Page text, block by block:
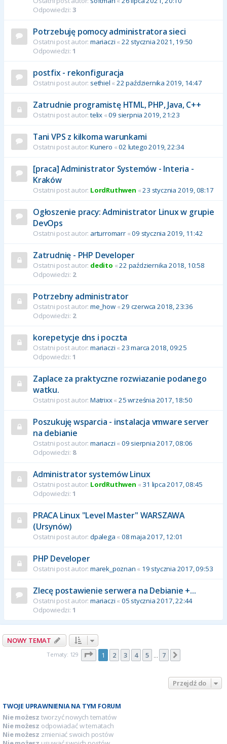
Odpowiedzi: 3
Potrzebuję pomocy administratora sieci
Ostatni post autor: mariaczi « 22 stycznia 2021, 19:50
Odpowiedzi: 1
postfix - rekonfiguracja
Ostatni post autor: sethiel «22 października 2019, 14:47
Zatrudnie programistę HTML, PHP, Java, C++
Ostatni post autor: telix «09 sierpnia 2019, 21:23
Tani VPS z kilkoma warunkami
Ostatni post autor: Kunero «02 lutego 2019, 22:34
[praca] Administrator Systemów - Interia -
Kraków
Ostatni post autor: LordRuthwen «23 stycznia 2019, 08:17
Ogłoszenie pracy: Administrator Linux w grupie
DevOps
Ostatni post autor: arturromarr«09 stycznia 2019, 11:42
Zatrudnię - PHP Developer
Ostatni post autor: dedito «22 października 2018, 10:58
Odpowiedzi: 2
Potrzebny administrator
Ostatni post autor: me_how«29 czerwca 2018, 23:36
Odpowiedzi: 2
korepetycje dns i poczta
Ostatni post autor: mariaczi « 23 marca 2018, 09:25
Odpowiedzi: 1
Zaplace za praktyczne rozwiazanie podanego
watku.
Ostatni post autor: Matrixx«25 września 2017, 18:50
Poszukuję wsparcia - instalacja vmware server
na debianie
Ostatni post autor: mariaczi « 09 sierpnia 2017, 08:06
Odpowiedzi: 8
Administrator systemów Linux
Ostatni post autor: LordRuthwen « 31 lipca 2017, 08:45
Odpowiedzi: 1
PRACA Linux "Level Master" WARSZAWA
(Ursynów)
Ostatni post autor: dpalega «08 maja 2017, 12:01
PHP Developer
Ostatni post autor: marek_poznan « 19 stycznia 2017, 09:53
Zlecę postawienie serwera na Debianie +...
Ostatni post autor: mariaczi « 05 stycznia 2017, 22:44
Odpowiedzi: 1
NOWY TEMAT
Tematy: 129 Strona z7
1 2 3 4 5 7
Przejdź do
TWOJE UPRAWNIENIA NA TYM FORUM
Nie możesz tworzyć nowych tematów
Nie możesz odpowiadać w tematach
Nie możesz zmieniać swoich postów